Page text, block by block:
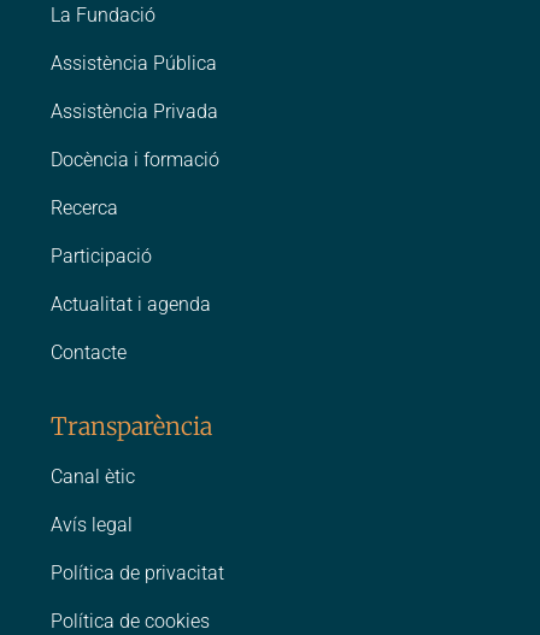
La Fundació
Assistència Pública
Assistència Privada
Docència i formació
Recerca
Participació
Actualitat i agenda
Contacte
Transparència
Canal ètic
Avís legal
Política de privacitat
Política de cookies